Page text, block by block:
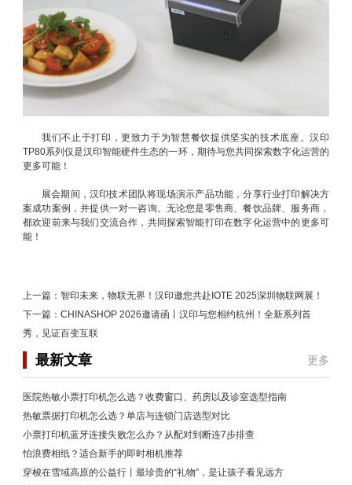
我们不止于打印，更致力于为智慧餐饮提供坚实的技术底座。汉印
TP80系列仅是汉印智能硬件生态的一环，期待与您共同探索数字化运营的
更多可能！
展会期间，汉印技术团队将现场演示产品功能，分享行业打印解决方
案成功案例，并提供一对一咨询。无论您是零售商、餐饮品牌、服务商，
都欢迎前来与我们交流合作，共同探索智能打印在数字化运营中的更多可
能！
上一篇： 智印未来，物联无界！汉印邀您共赴IOTE 2025深圳物联网展！
下一篇： CHINASHOP 2026邀请函丨汉印与您相约杭州！全新系列首
秀，见证百变互联
最新文章 更多
医院热敏小票打印机怎么选？收费窗口、药房以及诊室选型指南
热敏票据打印机怎么选？单店与连锁门店选型对比
小票打印机蓝牙连接失败怎么办？从配对到断连7步排查
怕浪费相纸？适合新手的即时相机推荐
穿梭在雪域高原的公益行丨最珍贵的“礼物”，是让孩子看见远方